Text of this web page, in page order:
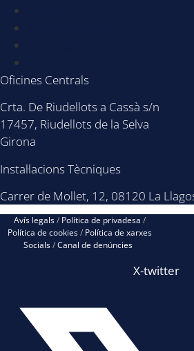
Oficines Centrals
Crta. De Riudellots a Cassà s/n
17457, Riudellots de la Selva
Girona
Instal·lacions Tècniques
Carrer de Mollet, 12, 08120 La
Avís legals/ Política de privadesa /
Política de cookies/ Política de xarxes
Socials/Canal de denúncies
X-twitter